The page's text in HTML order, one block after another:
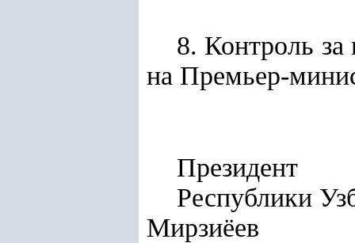
8. Контроль за
на Премьер-
Президент
Мирзиёев